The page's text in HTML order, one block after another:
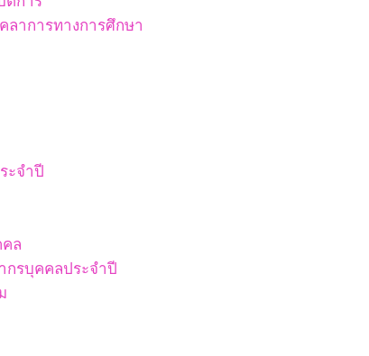
าการทางการศึกษา
ะจำปี
ล
กรบุคคลประจำปี